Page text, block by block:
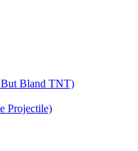
Bland TNT)
Projectile)